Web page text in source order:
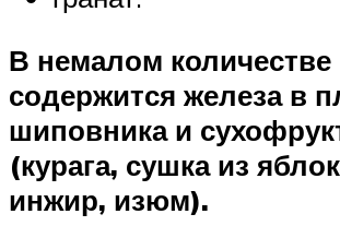
В немалом количестве
содержится железа в
шиповника и
(курага, сушка из
инжир, изюм).